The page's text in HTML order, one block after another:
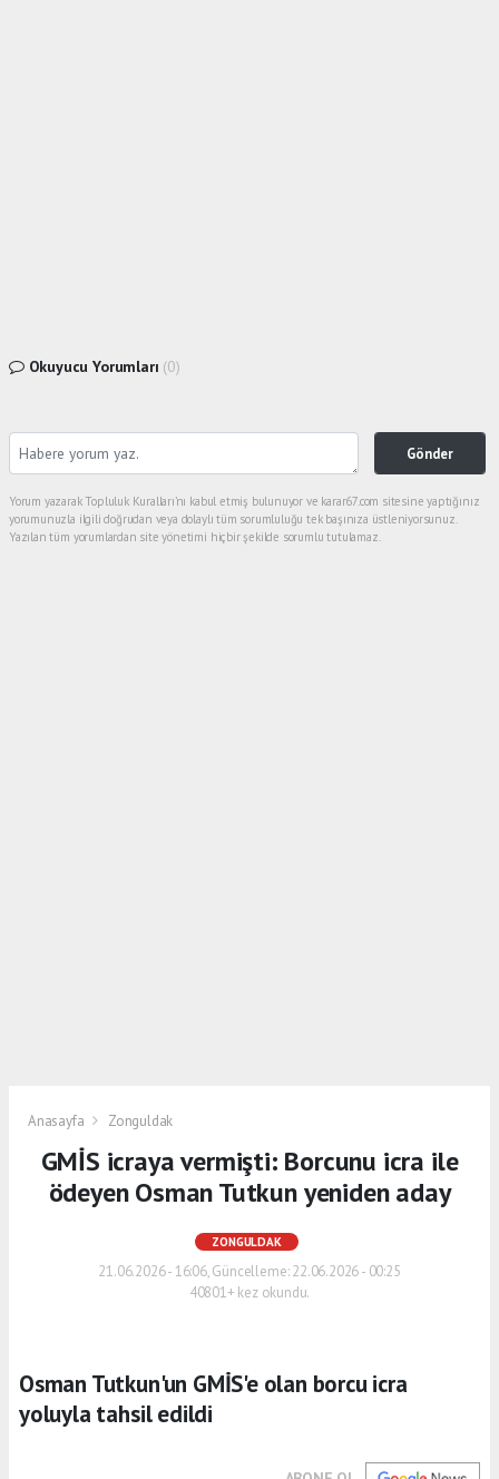
Okuyucu Yorumları (0)
Gönder
Yorum yazarak Topluluk Kuralları’nı kabul etmiş bulunuyor ve karar67.com sitesine yaptığınız
yorumunuzla ilgili doğrudan veya dolaylı tüm sorumluluğu tek başınıza üstleniyorsunuz.
Yazılan tüm yorumlardan site yönetimi hiçbir şekilde sorumlu tutulamaz.
Anasayfa Zonguldak
GMİS icraya vermişti: Borcunu icra ile
ödeyen Osman Tutkun yeniden aday
ZONGULDAK
21.06.2026 - 16:06, Güncelleme: 22.06.2026 - 00:25
40801+ kez okundu.
Osman Tutkun'un GMİS'e olan borcu icra
yoluyla tahsil edildi